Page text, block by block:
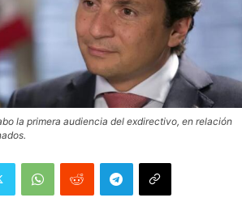
la primera audiencia del exdirectivo, en relación